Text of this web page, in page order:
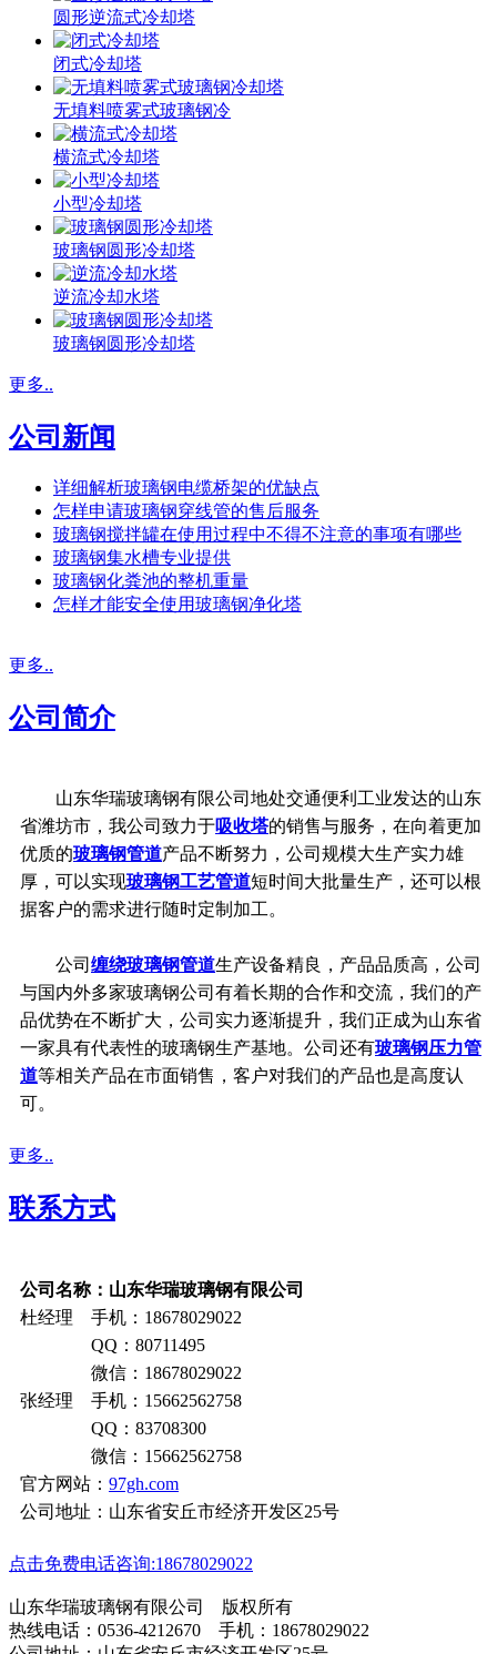
圆形逆流式冷却塔
闭式冷却塔
无填料喷雾式玻璃钢冷
横流式冷却塔
小型冷却塔
玻璃钢圆形冷却塔
逆流冷却水塔
玻璃钢圆形冷却塔
更多..
公司新闻
详细解析玻璃钢电缆桥架的优缺点
怎样申请玻璃钢穿线管的售后服务
玻璃钢搅拌罐在使用过程中不得不注意的事项有哪些
玻璃钢集水槽专业提供
玻璃钢化粪池的整机重量
怎样才能安全使用玻璃钢净化塔
更多..
公司简介
山东华瑞玻璃钢有限公司地处交通便利工业发达的山东
省潍坊市，我公司致力于吸收塔的销售与服务，在向着更加
优质的玻璃钢管道产品不断努力，公司规模大生产实力雄
厚，可以实现玻璃钢工艺管道短时间大批量生产，还可以根
据客户的需求进行随时定制加工。
公司 缠绕玻璃钢管道生产设备精良，产品品质高，公司
与国内外多家玻璃钢公司有着长期的合作和交流，我们的产
品优势在不断扩大，公司实力逐渐提升，我们正成为山东省
一家具有代表性的玻璃钢生产基地。公司还有玻璃钢压力管
道等相关产品在市面销售，客户对我们的产品也是高度认
可。
更多..
联系方式
公司名称：山东华瑞玻璃钢有限公司
杜经理 手机：18678029022
QQ：80711495
微信：18678029022
张经理 手机：15662562758
QQ：83708300
微信：15662562758
官方网站： 97gh.com
公司地址：山东省安丘市经济开发区25号
点击免费电话咨询:18678029022
山东华瑞玻璃钢有限公司 版权所有
热线电话：0536-4212670 手机：18678029022